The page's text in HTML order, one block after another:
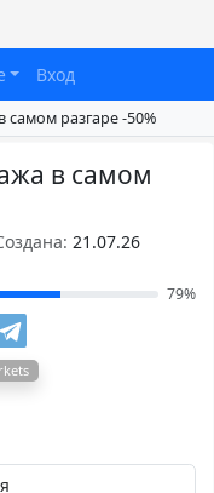
Вход
самом разгаре -50%
в самом
21.07.26
79%